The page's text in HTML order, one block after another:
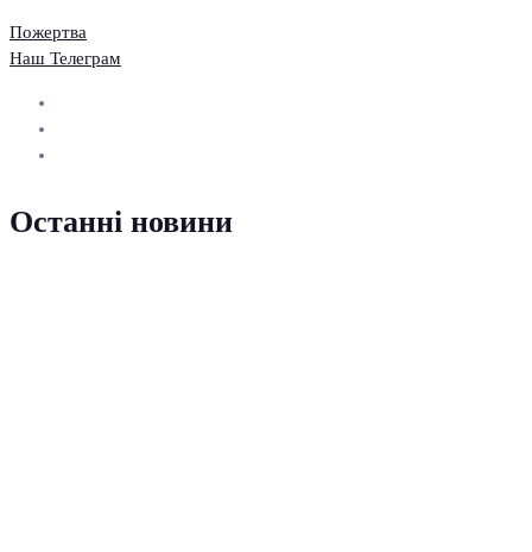
Пожертва
Наш Телеграм
Останні новини